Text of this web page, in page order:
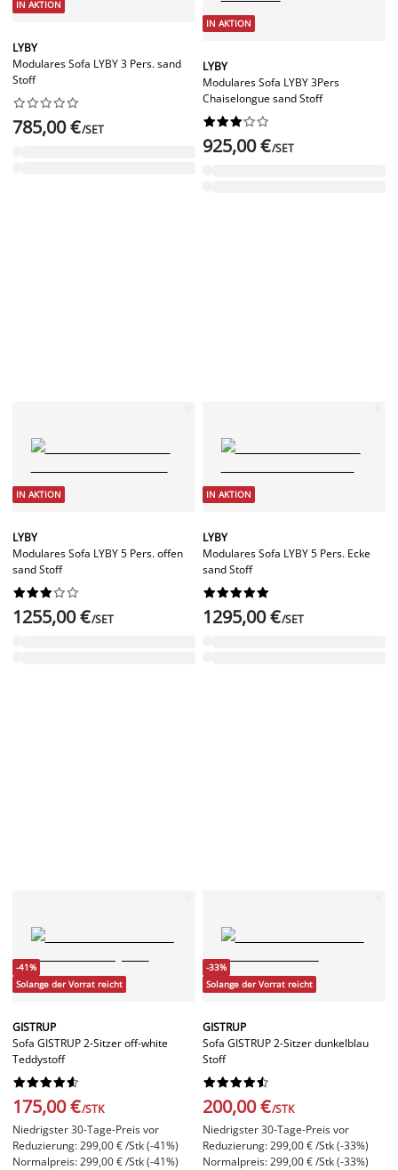
IN AKTION
LYBY
Modulares Sofa LYBY 3 Pers. sand
Stoff






785,00 €/SET
IN AKTION
LYBY
Modulares Sofa LYBY 3Pers
Chaiselongue sand Stoff






925,00 €/SET
IN AKTION
LYBY
Modulares Sofa LYBY 5 Pers. offen
sand Stoff






1255,00 €/SET
IN AKTION
LYBY
Modulares Sofa LYBY 5 Pers. Ecke
sand Stoff






1295,00 €/SET
-41%
Solange der Vorrat reicht
GISTRUP
Sofa GISTRUP 2-Sitzer off-white
Teddystoff






175,00 €/STK
Niedrigster 30-Tage-Preis vor
Reduzierung: 299,00 € /Stk (-41%)
Normalpreis: 299,00 € /Stk (-41%)
-33%
Solange der Vorrat reicht
GISTRUP
Sofa GISTRUP 2-Sitzer dunkelblau
Stoff






200,00 €/STK
Niedrigster 30-Tage-Preis vor
Reduzierung: 299,00 € /Stk (-33%)
Normalpreis: 299,00 € /Stk (-33%)